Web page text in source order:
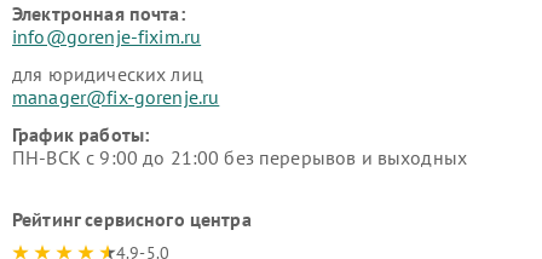
Электронная почта:
info@gorenje-fixim.ru
для юридических лиц
manager@fix-gorenje.ru
График работы:
ПН-ВСК с 9:00 до 21:00 без перерывов и выходных
Рейтинг сервисного центра
4.9-5.0